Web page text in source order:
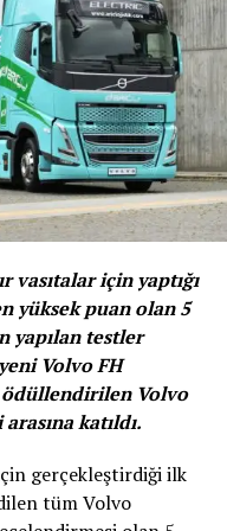
birlikte otomobil
Suzuki, yeni bir
odağında olmayı
vasıtalar için yaptığı
yüksek puan olan 5
yapılan testler
Volvo FH
ödüllendirilen Volvo
katıldı.
gerçekleştirdiği ilk
tüm Volvo